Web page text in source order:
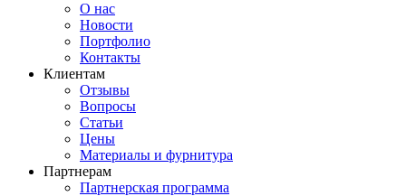
О нас
Новости
Портфолио
Контакты
Клиентам
Отзывы
Вопросы
Статьи
Цены
Материалы и фурнитура
Партнерам
Партнерская программа